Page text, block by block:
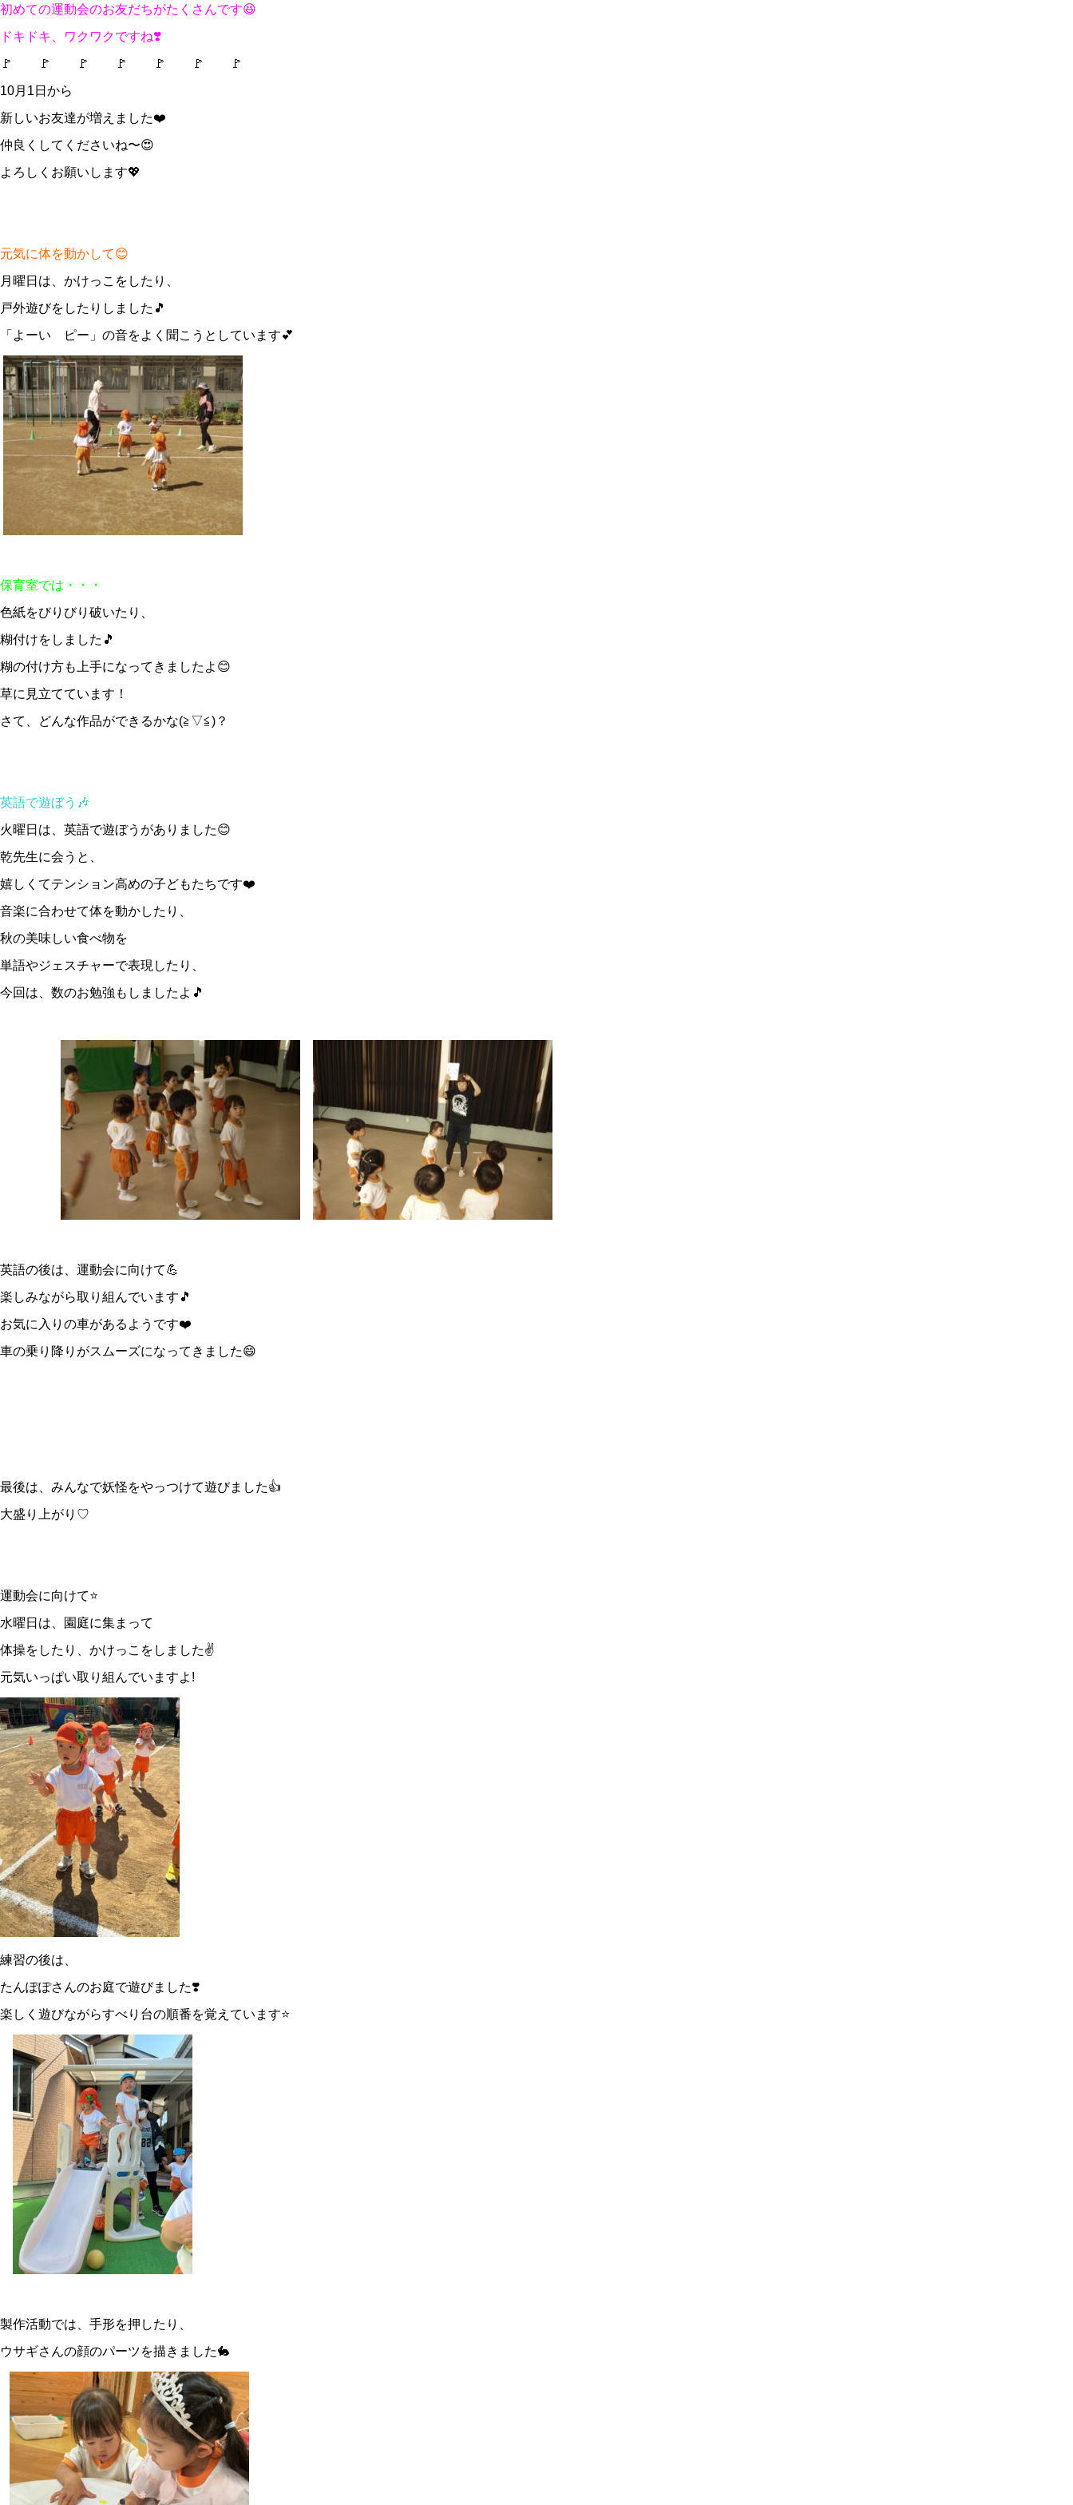
初めての運動会のお友だちがたくさんです😆
ドキドキ、ワクワクですね❣️
🚩 🚩 🚩 🚩 🚩 🚩 🚩
10月1日から
新しいお友達が増えました❤️
仲良くしてくださいね〜😍
よろしくお願いします💖
元気に体を動かして😊
月曜日は、かけっこをしたり、
戸外遊びをしたりしました🎵
「よーい ピー」の音をよく聞こうとしています💕
保育室では・・・
色紙をびりびり破いたり、
糊付けをしました🎵
糊の付け方も上手になってきましたよ😊
草に見立てています！
さて、どんな作品ができるかな(≧▽≦)？
英語で遊ぼう🎶
火曜日は、英語で遊ぼうがありました😊
乾先生に会うと、
嬉しくてテンション高めの子どもたちです❤️
音楽に合わせて体を動かしたり、
秋の美味しい食べ物を
単語やジェスチャーで表現したり、
今回は、数のお勉強もしましたよ🎵
英語の後は、運動会に向けて💪
楽しみながら取り組んでいます🎵
お気に入りの車があるようです❤️
車の乗り降りがスムーズになってきました😄
最後は、みんなで妖怪をやっつけて遊びました👍
大盛り上がり♡
運動会に向けて⭐️
水曜日は、園庭に集まって
体操をしたり、かけっこをしました✌️
元気いっぱい取り組んでいますよ!
練習の後は、
たんぽぽさんのお庭で遊びました❣️
楽しく遊びながらすべり台の順番を覚えています⭐️
製作活動では、手形を押したり、
ウサギさんの顔のパーツを描きました🐇